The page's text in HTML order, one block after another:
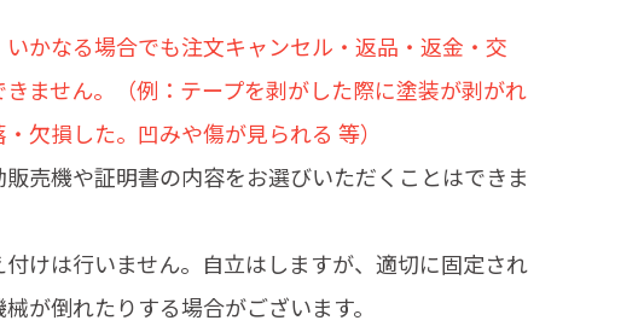
いかなる場合でも注文キャンセル・返品・返金・交
ません。（例：テープを剥がした際に塗装が剥がれ
欠損した。凹みや傷が見られる 等）
販売機や証明書の内容をお選びいただくことはできま
付けは行いません。自立はしますが、適切に固定され
が倒れたりする場合がございます。